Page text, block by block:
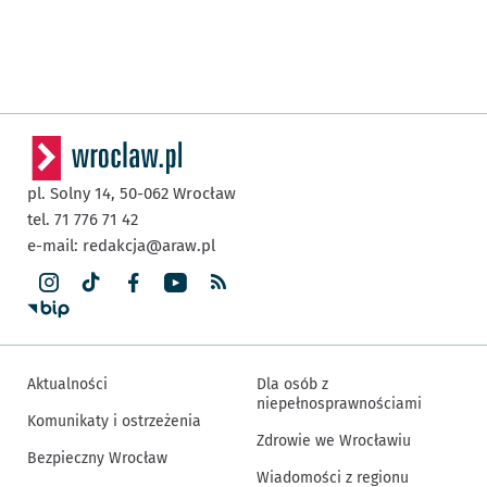
pl. Solny 14, 50-062 Wrocław
tel. 71 776 71 42
e-mail: redakcja@araw.pl
Aktualności
Komunikaty i ostrzeżenia
Bezpieczny Wrocław
Dla osób z
niepełnosprawnościami
Zdrowie we Wrocławiu
Wiadomości z regionu